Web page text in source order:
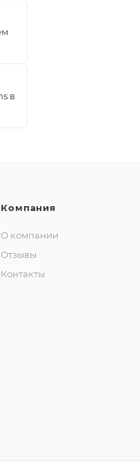
в
Компания
О компании
Отзывы
Контакты